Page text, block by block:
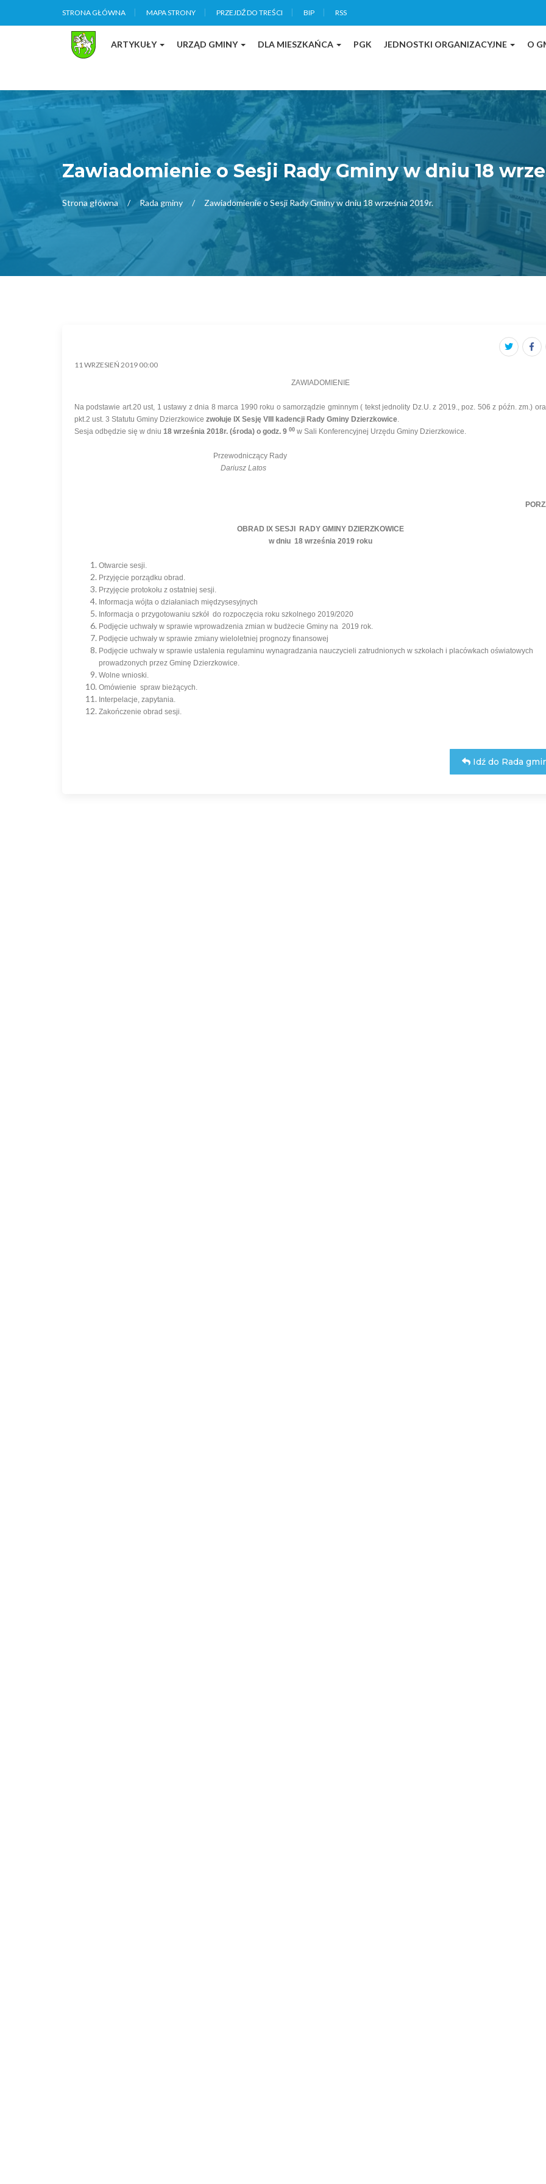
STRONA GŁÓWNA MAPA STRONY PRZEJDŹ DO TREŚCI BIP RSS
ARTYKUŁY URZĄD GMINY DLA MIESZKAŃCA PGK JEDNOSTKI ORGANIZACYJNE O
Zawiadomienie o Sesji Rady Gminy w dniu 18
Strona główna Rada gminy Zawiadomienie o Sesji Rady Gminy w dniu 18 września 2019r.
11 WRZESIEŃ 2019 00:00
ZAWIADOMIENIE
Na podstawie art.20 ust, 1 ustawy z dnia 8 marca 1990 roku o samorządzie gminnym ( tekst jednolity Dz.U. z 2019., poz. 506 z późn. zm.)
pkt.2 ust. 3 Statutu Gminy Dzierzkowice zwołuje IX Sesję VIII kadencji Rady Gminy Dzierzkowice.
Sesja odbędzie się w dniu 18 września 2018r. (środa) o godz. 9 00 w Sali Konferencyjnej Urzędu Gminy Dzierzkowice.
Przewodniczący Rady
Dariusz Latos
OBRAD IX SESJI RADY GMINY DZIERZKOWICE
w dniu 18 września 2019 roku
Otwarcie sesji.
Przyjęcie porządku obrad.
Przyjęcie protokołu z ostatniej sesji.
Informacja wójta o działaniach międzysesyjnych
Informacja o przygotowaniu szkół do rozpoczęcia roku szkolnego 2019/2020
Podjęcie uchwały w sprawie wprowadzenia zmian w budżecie Gminy na 2019 rok.
Podjęcie uchwały w sprawie zmiany wieloletniej prognozy finansowej
Podjęcie uchwały w sprawie ustalenia regulaminu wynagradzania nauczycieli zatrudnionych w szkołach i placówkach oświatowych
prowadzonych przez Gminę Dzierzkowice.
Wolne wnioski.
Omówienie spraw bieżących.
Interpelacje, zapytania.
Zakończenie obrad sesji.
Idź do Rada